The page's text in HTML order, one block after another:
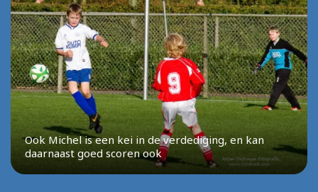
Ook Michel is een kei in de verdediging, en kan
daarnaast goed scoren ook